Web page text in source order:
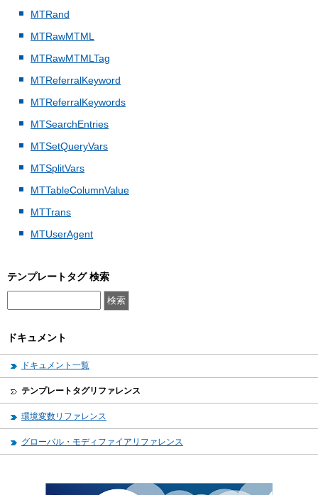
MTRand
MTRawMTML
MTRawMTMLTag
MTReferralKeyword
MTReferralKeywords
MTSearchEntries
MTSetQueryVars
MTSplitVars
MTTableColumnValue
MTTrans
MTUserAgent
テンプレートタグ 検索
ドキュメント
ドキュメント一覧
テンプレートタグリファレンス
環境変数リファレンス
グローバル・モディファイアリファレンス